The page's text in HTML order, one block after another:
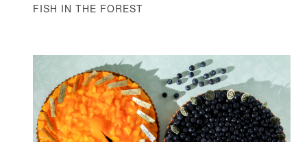
FISH IN THE FOREST